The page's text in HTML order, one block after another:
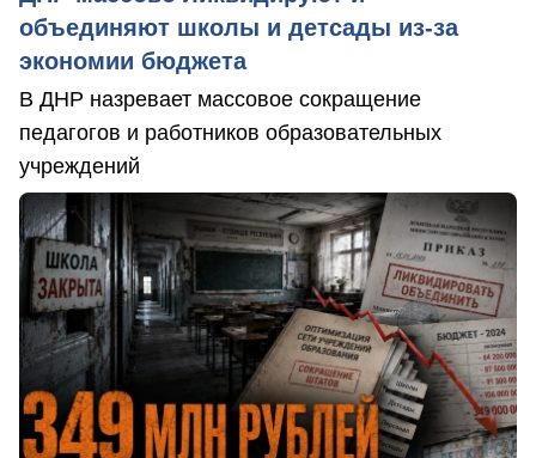
объединяют школы и детсады из-за
экономии бюджета
В ДНР назревает массовое сокращение
педагогов и работников образовательных
учреждений